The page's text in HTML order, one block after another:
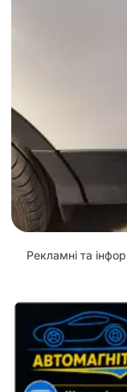
Рекламні та